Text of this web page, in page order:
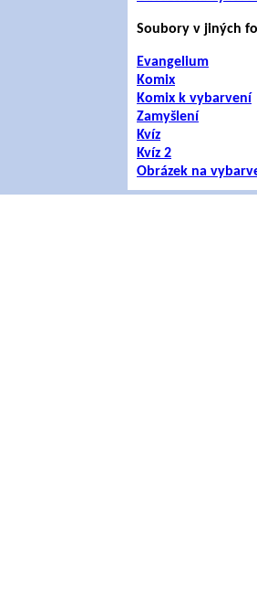
Soubory v jiných
Evangelium
Komix
Komix k vybarvení
Zamyšlení
Kvíz
Kvíz 2
Obrázek na